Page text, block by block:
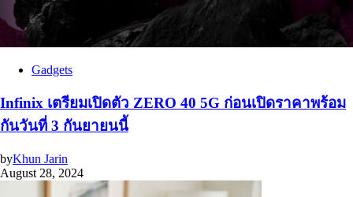
Gadgets
Infinix เตรียมเปิดตัว ZERO 40 5G ก่อนเปิดราคาพร้อม
กันวันที่ 3 กันยายนนี้
byKhun Jarin
August 28, 2024